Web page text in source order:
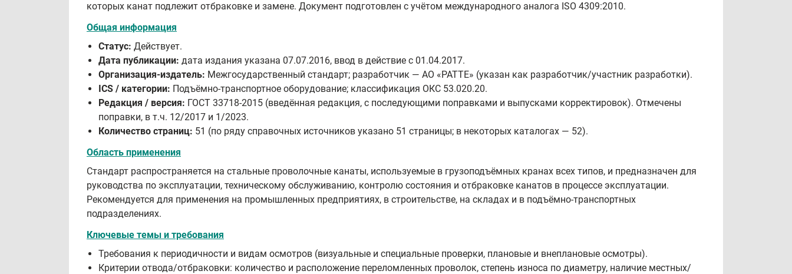
которых канат подлежит отбраковке и замене. Документ подготовлен с учётом международного аналога ISO 4309:2010.
Общая информация
Статус: Действует.
Дата публикации: дата издания указана 07.07.2016, ввод в действие с 01.04.2017.
Организация-издатель: Межгосударственный стандарт; разработчик — АО «РАТТЕ» (указан как разработчик/участник разработки).
ICS / категории: Подъёмно‑транспортное оборудование; классификация ОКС 53.020.20.
Редакция / версия: ГОСТ 33718-2015 (введённая редакция, с последующими поправками и выпусками корректировок). Отмечены
поправки, в т.ч. 12/2017 и 1/2023.
Количество страниц: 51 (по ряду справочных источников указано 51 страницы; в некоторых каталогах — 52).
Область применения
Стандарт распространяется на стальные проволочные канаты, используемые в грузоподъёмных кранах всех типов, и предназначен для
руководства по эксплуатации, техническому обслуживанию, контролю состояния и отбраковке канатов в процессе эксплуатации.
Рекомендуется для применения на промышленных предприятиях, в строительстве, на складах и в подъёмно-транспортных
подразделениях.
Ключевые темы и требования
Требования к периодичности и видам осмотров (визуальные и специальные проверки, плановые и внеплановые осмотры).
Критерии отвода/отбраковки: количество и расположение переломленных проволок, степень износа по диаметру, наличие местных/